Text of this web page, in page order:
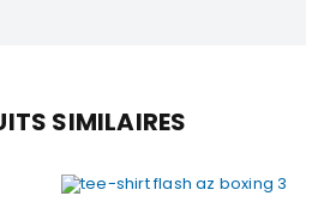
SIMILAIRES